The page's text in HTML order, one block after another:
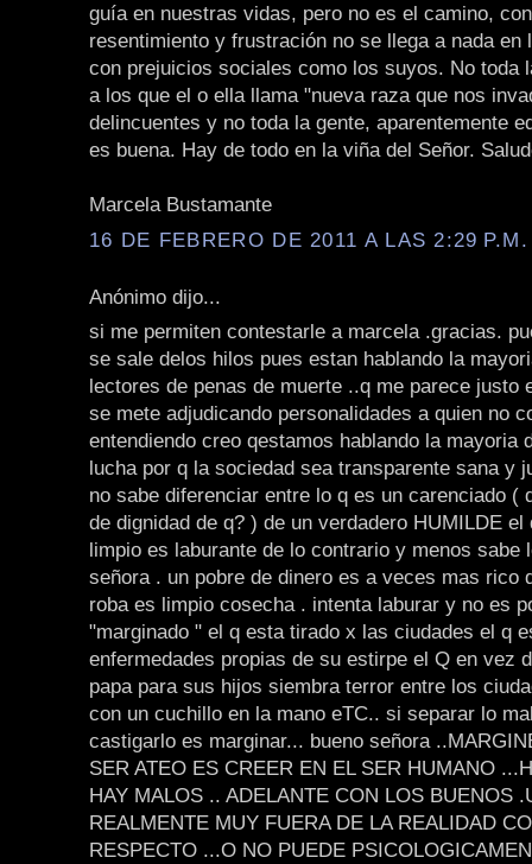
guía en nuestras vidas, pero no es el camino,
resentimiento y frustración no se llega a nada en
con prejuicios sociales como los suyos. No toda
a los que el o ella llama "nueva raza que nos
delincuentes y no toda la gente, aparentemente
es buena. Hay de todo en la viña del Señor.
Marcela Bustamante
16 DE FEBRERO DE 2011 A LAS 2:29 P.M.
Anónimo dijo...
si me permiten contestarle a marcela .gracias.
se sale delos hilos pues estan hablando la
lectores de penas de muerte ..q me parece justo
se mete adjudicando personalidades a quien no
entendiendo creo qestamos hablando la mayoria
lucha por q la sociedad sea transparente sana y
no sabe diferenciar entre lo q es un carenciado (
de dignidad de q? ) de un verdadero HUMILDE el
limpio es laburante de lo contrario y menos sabe
señora . un pobre de dinero es a veces mas rico
roba es limpio cosecha . intenta laburar y no es
"marginado " el q esta tirado x las ciudades el q
enfermedades propias de su estirpe el Q en vez
papa para sus hijos siembra terror entre los
con un cuchillo en la mano eTC.. si separar lo
castigarlo es marginar... bueno señora
SER ATEO ES CREER EN EL SER HUMANO
HAY MALOS .. ADELANTE CON LOS BUENOS
REALMENTE MUY FUERA DE LA REALIDAD
RESPECTO ...O NO PUEDE